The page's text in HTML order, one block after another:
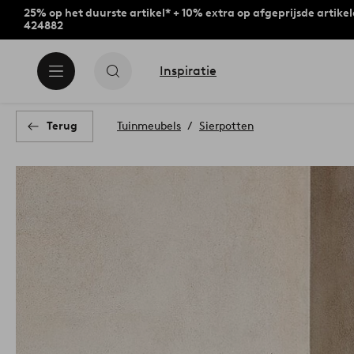
25% op het duurste artikel* + 10% extra op afgeprijsde
424882
Inspiratie
Terug Tuinmeubels Sierpotten